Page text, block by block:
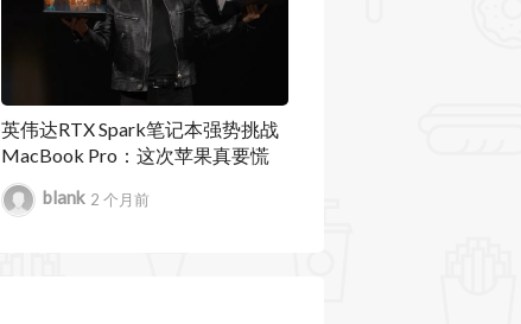
英伟达RTX Spark笔记本强势挑战
MacBook Pro：这次苹果真要慌
了？
blank 2 个月前